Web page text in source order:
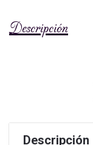
Descripción
Descripción